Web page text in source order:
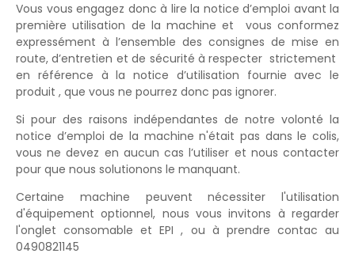
Vous vous engagez donc à lire la notice d’emploi avant la
première utilisation de la machine et vous conformez
expressément à l’ensemble des consignes de mise en
route, d’entretien et de sécurité à respecter strictement
en référence à la notice d’utilisation fournie avec le
produit , que vous ne pourrez donc pas ignorer.
Si pour des raisons indépendantes de notre volonté la
notice d’emploi de la machine n'était pas dans le colis,
vous ne devez en aucun cas l’utiliser et nous contacter
pour que nous solutionons le manquant.
Certaine machine peuvent nécessiter l'utilisation
d'équipement optionnel, nous vous invitons à regarder
l'onglet consomable et EPI , ou à prendre contac au
0490821145